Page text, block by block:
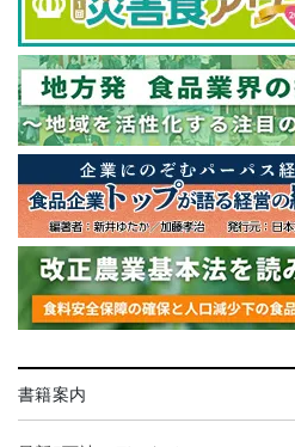
書籍案内